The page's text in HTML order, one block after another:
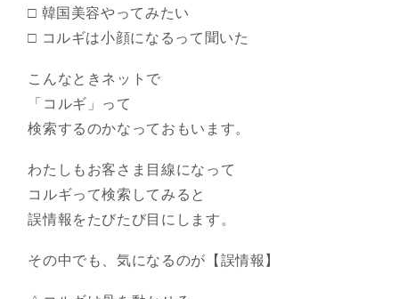
□ 韓国美容やってみたい
□ コルギは小顔になるって聞いた
こんなときネットで
「コルギ」って
検索するのかなっておもいます。
わたしもお客さま目線になって
コルギって検索してみると
誤情報をたびたび目にします。
その中でも、気になるのが【誤情報】